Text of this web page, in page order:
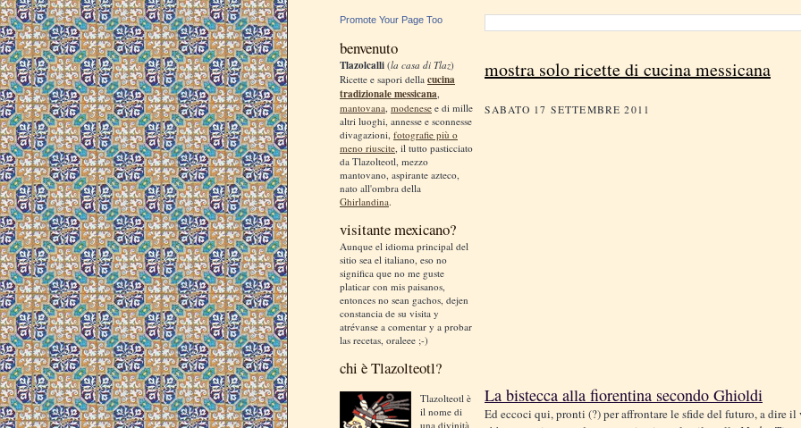
Promote Your Page Too
benvenuto
Tlazolcalli (la casa di Tlaz)
Ricette e sapori della cucina
tradizionale messicana
mantovana modenese e di mille
altri luoghi, annesse e sconnesse
divagazioni, fotografie più o
meno riuscite , il tutto pasticciato
da Tlazolteotl, mezzo
mantovano, aspirante azteco,
nato all'ombra della
Ghirlandina.
visitante mexicano?
Aunque el idioma principal del
sitio sea el italiano, eso no
significa que no me guste
platicar con mis paisanos,
entonces no sean gachos, dejen
constancia de su visita y
atrévanse a comentar y a probar
las recetas, oraleee ;-)
chi è Tlazolteotl?
Tlazolteotl è
il nome di
una divinità
mostra solo ricette di cucina messicana
SABATO 17 SETTEMBRE 2011
La bistecca alla fiorentina secondo Ghioldi
Ed eccoci qui, pronti (?) per affrontare le sfide del futuro, a dire il